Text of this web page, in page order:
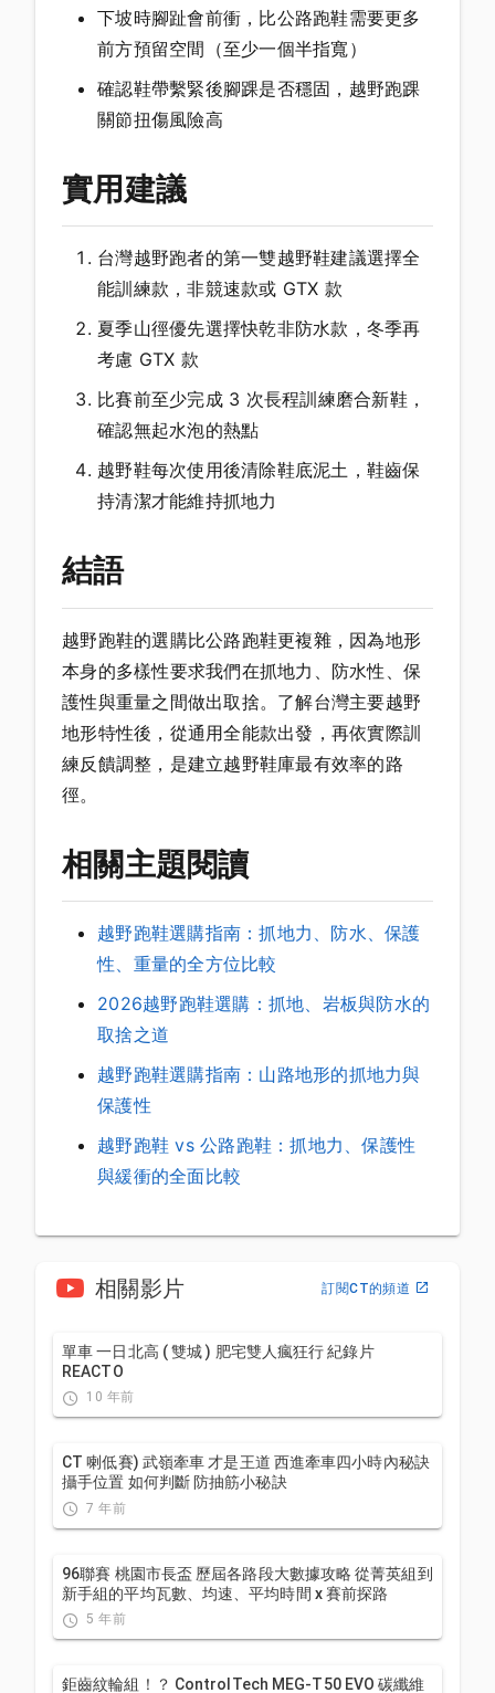
下坡時腳趾會前衝，比公路跑鞋需要更多
前方預留空間（至少一個半指寬）
確認鞋帶繫緊後腳踝是否穩固，越野跑踝
關節扭傷風險高
實用建議
台灣越野跑者的第一雙越野鞋建議選擇全
能訓練款，非競速款或 GTX 款
夏季山徑優先選擇快乾非防水款，冬季再
考慮 GTX 款
比賽前至少完成 3 次長程訓練磨合新鞋，
確認無起水泡的熱點
越野鞋每次使用後清除鞋底泥土，鞋齒保
持清潔才能維持抓地力
結語
越野跑鞋的選購比公路跑鞋更複雜，因為地形
本身的多樣性要求我們在抓地力、防水性、保
護性與重量之間做出取捨。了解台灣主要越野
地形特性後，從通用全能款出發，再依實際訓
練反饋調整，是建立越野鞋庫最有效率的路
徑。
相關主題閱讀
越野跑鞋選購指南：抓地力、防水、保護
性、重量的全方位比較
2026越野跑鞋選購：抓地、岩板與防水的
取捨之道
越野跑鞋選購指南：山路地形的抓地力與
保護性
越野跑鞋 vs 公路跑鞋：抓地力、保護性
與緩衝的全面比較
相關影片 訂閱CT的頻道
單車 一日北高 ( 雙城 ) 肥宅雙人瘋狂行 紀錄片
REACTO
10 年前
CT 喇低賽) 武嶺牽車 才是王道 西進牽車四小時內秘訣
攝手位置 如何判斷 防抽筋小秘訣
7 年前
96聯賽 桃園市長盃 歷屆各路段大數據攻略 從菁英組到
新手組的平均瓦數、均速、平均時間 x 賽前探路
5 年前
鉅齒紋輪組！？ ControlTech MEG-T50 EVO 碳纖維